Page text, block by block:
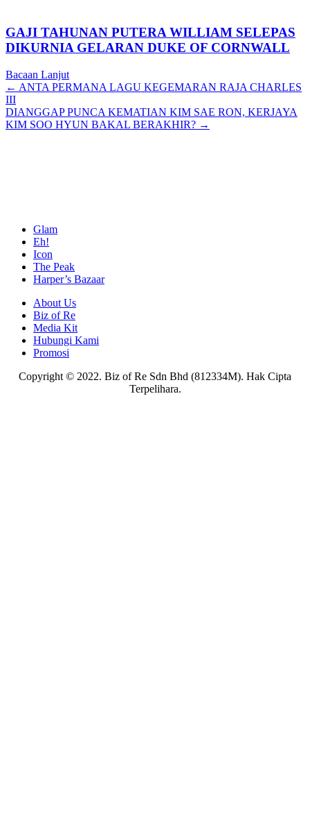
GAJI TAHUNAN PUTERA WILLIAM SELEPAS
DIKURNIA GELARAN DUKE OF CORNWALL
Bacaan Lanjut
Posts
navigation
← ANTA PERMANA LAGU KEGEMARAN RAJA CHARLES
III
DIANGGAP PUNCA KEMATIAN KIM SAE RON, KERJAYA
KIM SOO HYUN BAKAL BERAKHIR? →
Glam
Eh!
Icon
The Peak
Harper’s Bazaar
About Us
Biz of Re
Media Kit
Hubungi Kami
Promosi
Copyright © 2022. Biz of Re Sdn Bhd (812334M). Hak Cipta
Terpelihara.